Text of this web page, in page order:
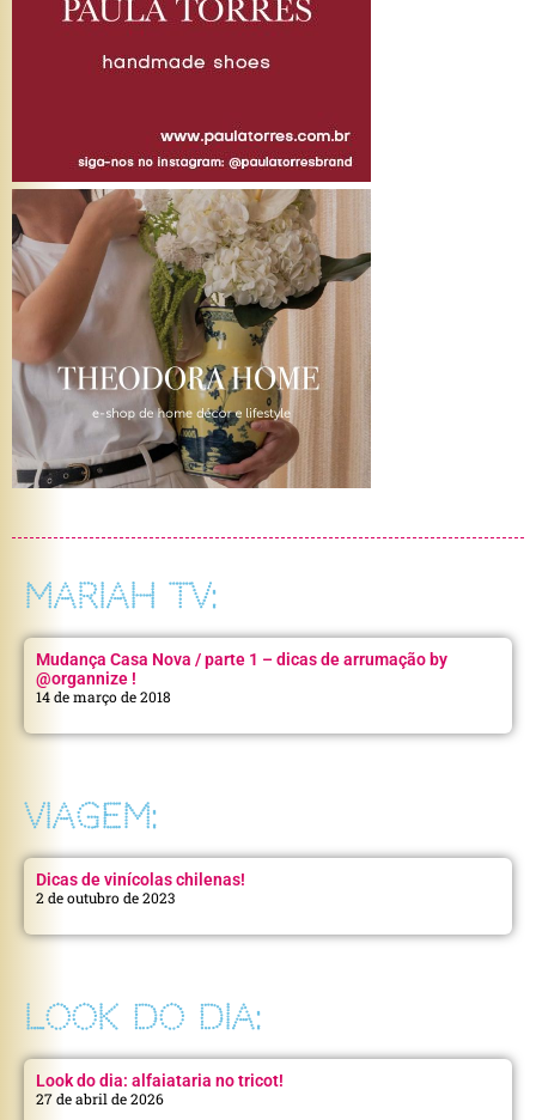
MARIAH TV:
Mudança Casa Nova / parte 1 – dicas de arrumação by
@organnize !
14 de março de 2018
VIAGEM:
Dicas de vinícolas chilenas!
2 de outubro de 2023
LOOK DO DIA:
Look do dia: alfaiataria no tricot!
27 de abril de 2026